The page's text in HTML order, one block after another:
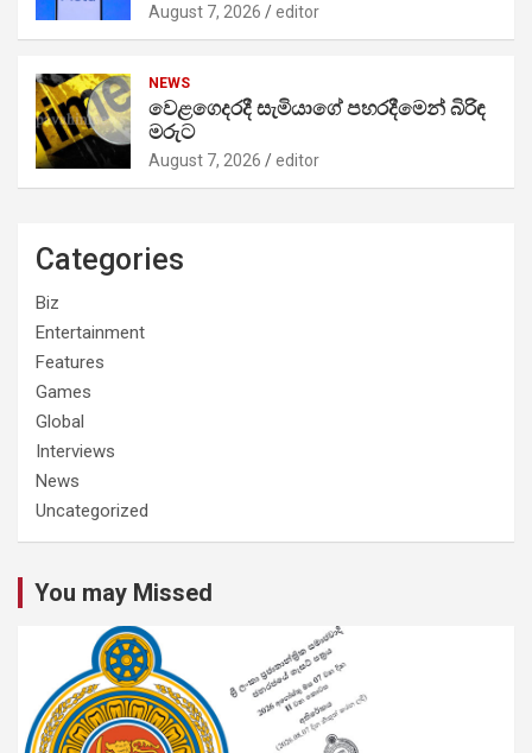
August 7, 2026 editor
NEWS
වෙළගෙදරදී සැමියාගේ පහරදීමෙන් බිරිඳ
මරුට
August 7, 2026 editor
Categories
Biz
Entertainment
Features
Games
Global
Interviews
News
Uncategorized
You may Missed